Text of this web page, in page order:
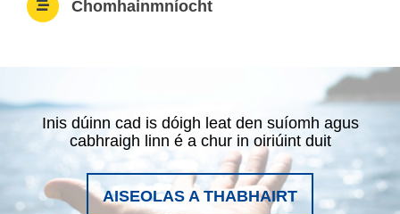
Chomhainmníocht
Inis dúinn cad is dóigh leat den suíomh agus
cabhraigh linn é a chur in oiriúint duit
AISEOLAS A THABHAIRT